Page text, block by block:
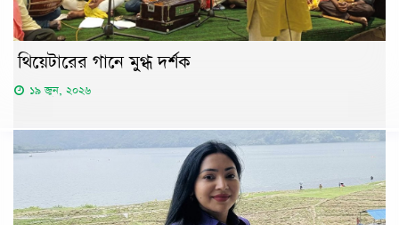
থিয়েটারের গানে মুগ্ধ দর্শক
১৯ জুন, ২০২৬